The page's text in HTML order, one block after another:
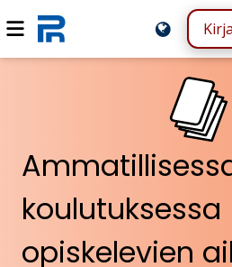
koulutuksessa
opiskelevien